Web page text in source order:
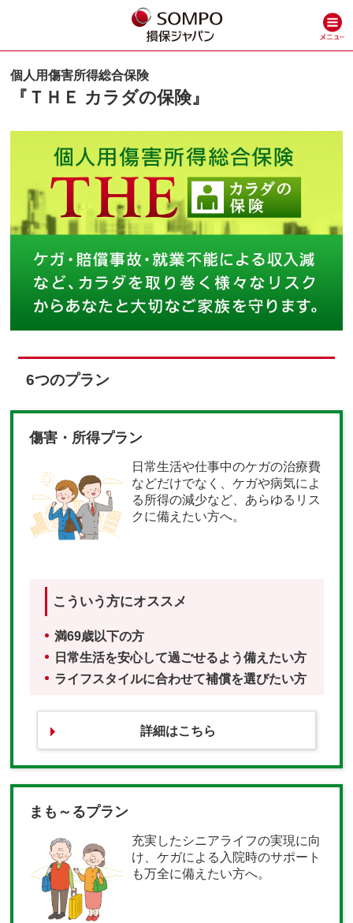
個人用傷害所得総合保険
『ＴＨＥ カラダの保険』
6つのプラン
傷害・所得プラン
日常生活や仕事中のケガの治療費
などだけでなく、ケガや病気によ
る所得の減少など、あらゆるリス
クに備えたい方へ。
こういう方にオススメ
満69歳以下の方
日常生活を安心して過ごせるよう備えたい方
ライフスタイルに合わせて補償を選びたい方
詳細はこちら
まも～るプラン
充実したシニアライフの実現に向
け、ケガによる入院時のサポート
も万全に備えたい方へ。